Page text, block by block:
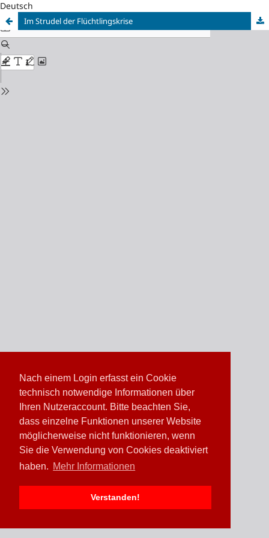
Nach einem Login erfasst ein Cookie
technisch notwendige Informationen über
Ihren Nutzeraccount. Bitte beachten Sie,
dass einzelne Funktionen unserer Website
möglicherweise nicht funktionieren, wenn
Sie die Verwendung von Cookies deaktiviert
haben. Mehr Informationen
Verstanden!
Deutsch
Im Strudel der Flüchtlingskrise